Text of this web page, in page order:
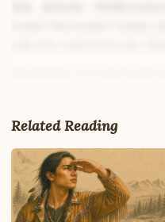
度设计。长期沉浸在低质量的模
习惯,到了真正的考场上反而会不
考试的检验,每一道题的难度、
规范,设问方式严谨,选项设置经
标准看齐。
Untitled note
Related Reading
Feedback Request
NAME
MESSAGE